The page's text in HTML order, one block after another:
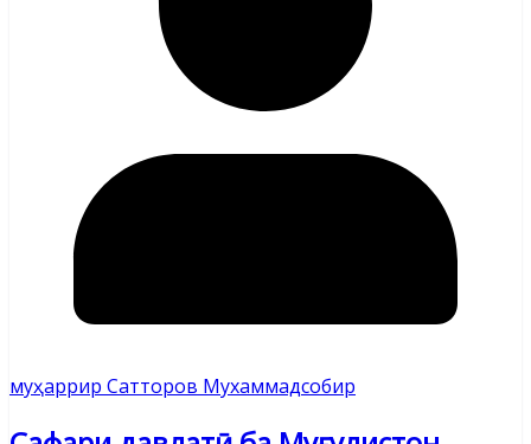
муҳаррир Сатторов Мухаммадсобир